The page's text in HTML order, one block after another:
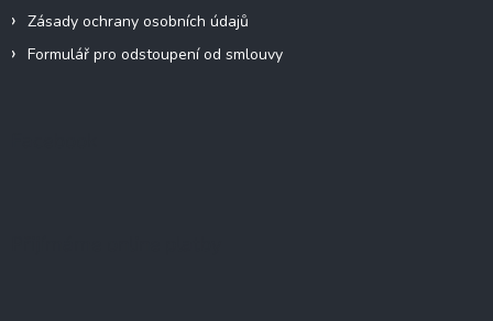
Zásady ochrany osobních údajů
Formulář pro odstoupení od smlouvy